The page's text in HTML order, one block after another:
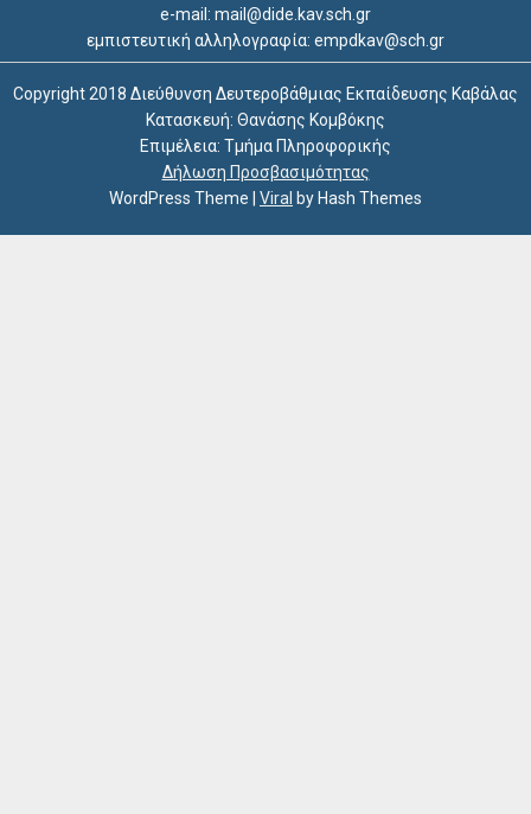
e-mail: mail@dide.kav.sch.gr
εμπιστευτική αλληλογραφία: empdkav@sch.gr
Copyright 2018 Διεύθυνση Δευτεροβάθμιας Εκπαίδευσης Καβάλας
Κατασκευή: Θανάσης Κομβόκης
Επιμέλεια: Τμήμα Πληροφορικής
Δήλωση Προσβασιμότητας
WordPress Theme
Viral by Hash Themes